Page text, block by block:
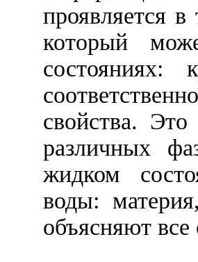
проявляется
который
свойства.
различных
жидком
воды:
объясняют все